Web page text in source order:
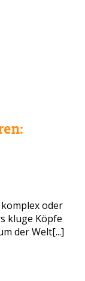
oder
kluge Köpfe
der Welt[...]